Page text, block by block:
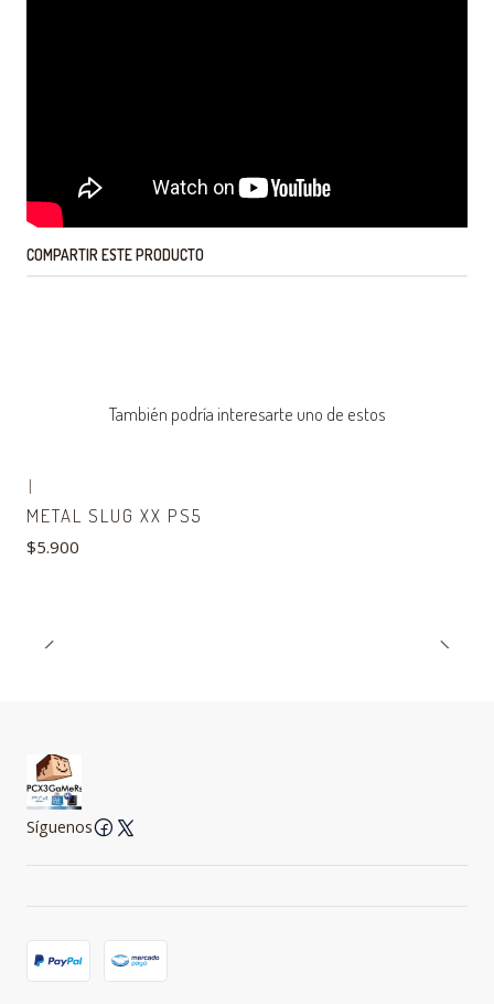
COMPARTIR ESTE PRODUCTO
También podría interesarte uno de estos
|
METAL SLUG XX PS5
$5.900
Síguenos